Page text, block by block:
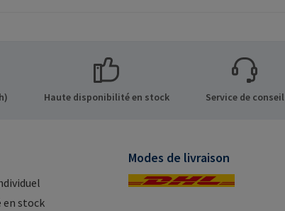
Haute disponibilité en stock Service de conseil
stock
Modes de livraison